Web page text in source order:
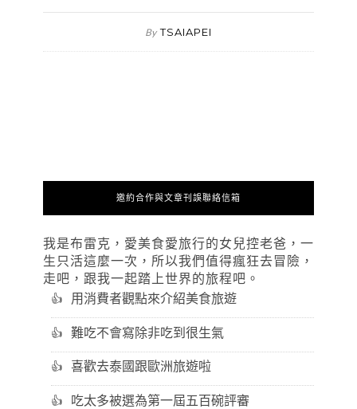
By TSAIAPEI
邀約合作與文章刊誤聯絡信箱
我是布雷克，愛美食愛旅行的女兒控老爸，一
生只活這麼一次，所以我們值得瘋狂去冒險，
走吧，跟我一起踏上世界的旅程吧。
用消費者觀點來介紹美食旅遊
難吃不會寫除非吃到很生氣
喜歡去泰國跟歐洲旅遊啦
吃太多被選為第一屆五百碗評審